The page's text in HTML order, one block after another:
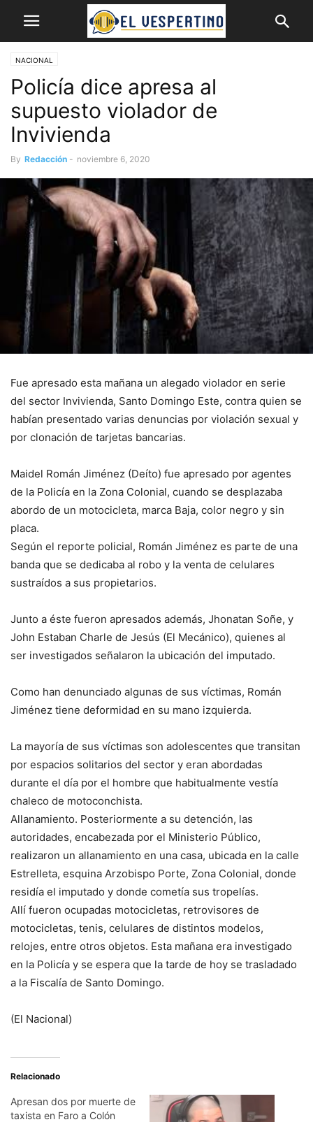
NACIONAL
Policía dice apresa al
supuesto violador de
Invivienda
By Redacción - noviembre 6, 2020
Fue apresado esta mañana un alegado violador en serie
del sector Invivienda, Santo Domingo Este, contra quien se
habían presentado varias denuncias por violación sexual y
por clonación de tarjetas bancarias.
Maidel Román Jiménez (Deíto) fue apresado por agentes
de la Policía en la Zona Colonial, cuando se desplazaba
abordo de un motocicleta, marca Baja, color negro y sin
placa.
Según el reporte policial, Román Jiménez es parte de una
banda que se dedicaba al robo y la venta de celulares
sustraídos a sus propietarios.
Junto a éste fueron apresados además, Jhonatan Soñe, y
John Estaban Charle de Jesús (El Mecánico), quienes al
ser investigados señalaron la ubicación del imputado.
Como han denunciado algunas de sus víctimas, Román
Jiménez tiene deformidad en su mano izquierda.
La mayoría de sus víctimas son adolescentes que transitan
por espacios solitarios del sector y eran abordadas
durante el día por el hombre que habitualmente vestía
chaleco de motoconchista.
Allanamiento. Posteriormente a su detención, las
autoridades, encabezada por el Ministerio Público,
realizaron un allanamiento en una casa, ubicada en la calle
Estrelleta, esquina Arzobispo Porte, Zona Colonial, donde
residía el imputado y donde cometía sus tropelías.
Allí fueron ocupadas motocicletas, retrovisores de
motocicletas, tenis, celulares de distintos modelos,
relojes, entre otros objetos. Esta mañana era investigado
en la Policía y se espera que la tarde de hoy se trasladado
a la Fiscalía de Santo Domingo.
(El Nacional)
Relacionado
Apresan dos por muerte de
taxista en Faro a Colón